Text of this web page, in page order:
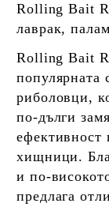
Rolling Bait
лаврак,
Rolling Bait
популярната
риболовци,
по-дълги
ефективност
хищници.
и по-
предлага